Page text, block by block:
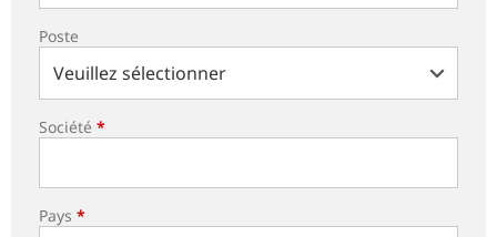
Poste
Société *
Pays *